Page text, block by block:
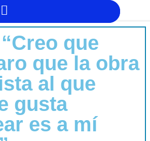
Entrevistas
Foodie
Cultura
Mix
series
PERO IGUAL
TAMBIÉN TE
AYUDAR
que
que la obra
al que
gusta
es a mí